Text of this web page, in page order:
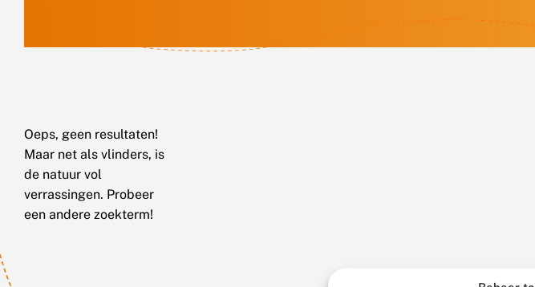
Oeps, geen resultaten!
Maar net als vlinders, is
de natuur vol
verrassingen. Probeer
een andere zoekterm!